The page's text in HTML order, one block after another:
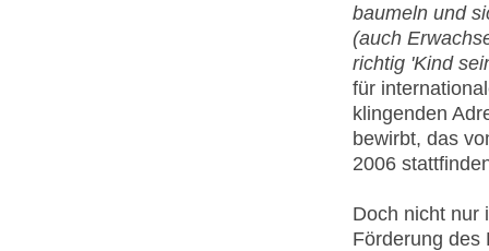
baumeln und
(auch
richtig 'Kind
für
klingenden
bewirbt, das
2006
Doch nicht nur
Förderung